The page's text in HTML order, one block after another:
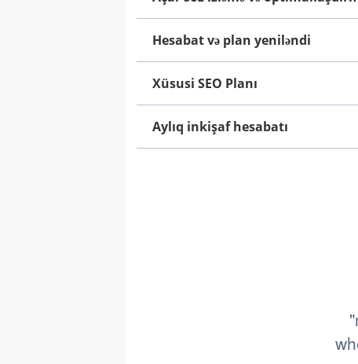
Hesabat və plan yeniləndi
Xüsusi SEO Planı
Aylıq inkişaf hesabatı